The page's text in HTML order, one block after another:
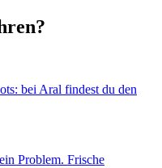
bei Aral findest du den
Problem. Frische